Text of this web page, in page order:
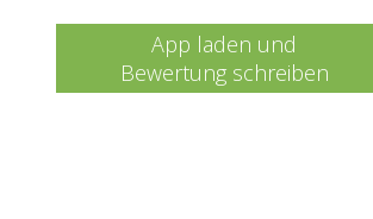
App laden und
Bewertung schreiben